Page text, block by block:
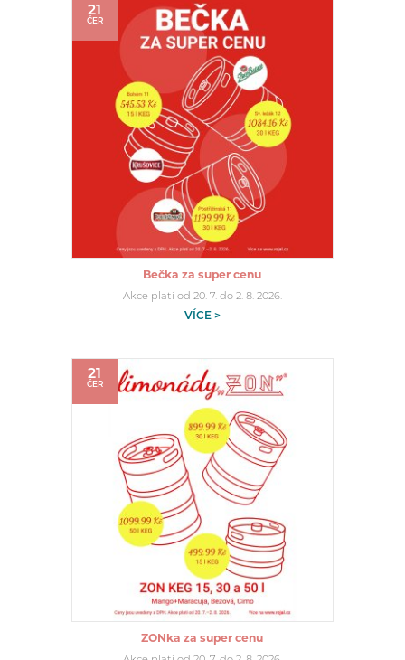
21
ČER
Bečka za super cenu
Akce platí od 20. 7. do 2. 8. 2026.
VÍCE >
21
ČER
ZONka za super cenu